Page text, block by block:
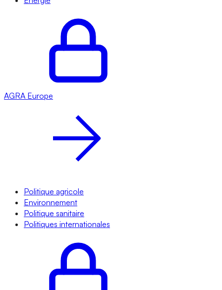
AGRA Europe
Politique agricole
Environnement
Politique sanitaire
Politiques internationales